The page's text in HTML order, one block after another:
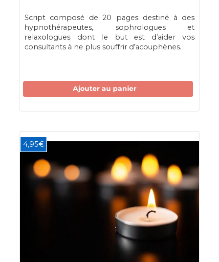
Script composé de 20 pages destiné à des
hypnothérapeutes, sophrologues et
relaxologues dont le but est d’aider vos
consultants à ne plus souffrir d’acouphènes.
Ajouter au panier
4,95€